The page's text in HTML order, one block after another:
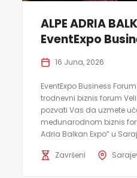
ALPE ADRIA
EventExpo
16 Juna, 2026
EventExpo Business
trodnevni biznis forum
pozvati Vas da uzmete
međunarodnom biznis
Adria Balkan Expo” u
Završeni